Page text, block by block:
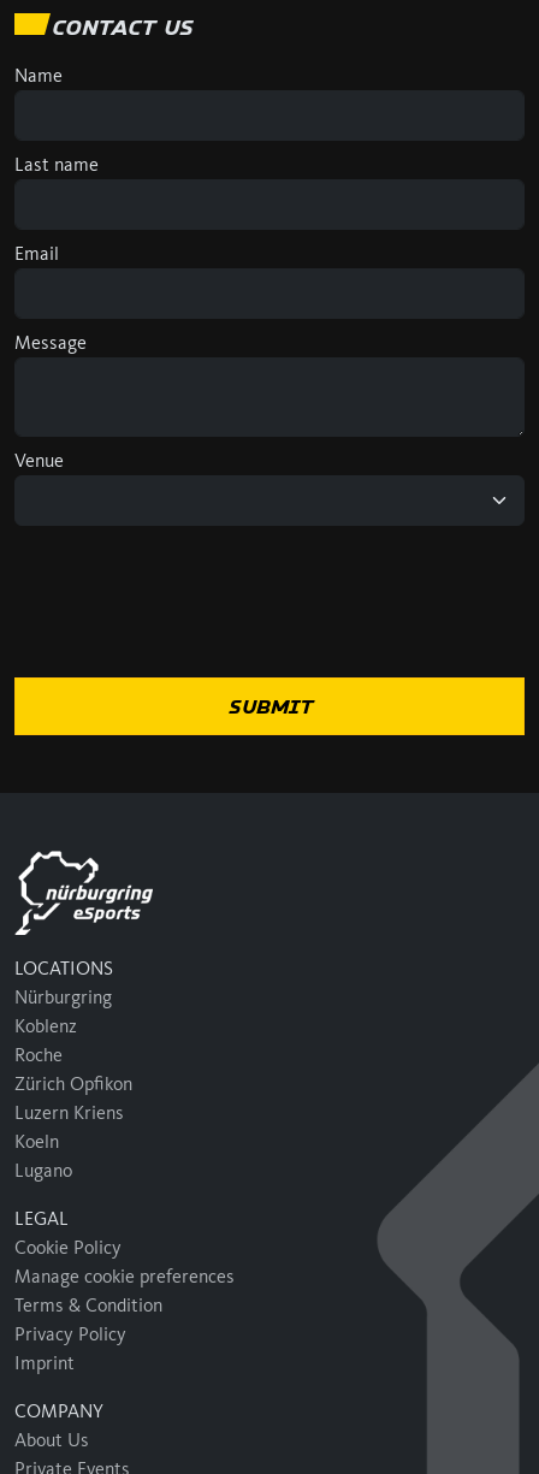
CONTACT US
Name
Last name
Email
Message
Venue
LOCATIONS
Nürburgring
Koblenz
Roche
Zürich Opfikon
Luzern Kriens
Koeln
Lugano
LEGAL
Cookie Policy
Manage cookie preferences
Terms & Condition
Privacy Policy
Imprint
COMPANY
About Us
Private Events